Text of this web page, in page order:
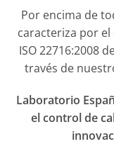
Por encima de
caracteriza por
ISO 22716:2008
través de
Laboratorio
el control de